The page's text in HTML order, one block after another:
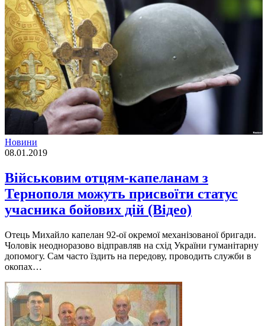
Новини
08.01.2019
Військовим отцям-капеланам з
Тернополя можуть присвоїти статус
учасника бойових дій (Відео)
Отець Михайло капелан 92-ої окремої механізованої бригади.
Чоловік неодноразово відправляв на схід України гуманітарну
допомогу. Сам часто їздить на передову, проводить служби в
окопах…